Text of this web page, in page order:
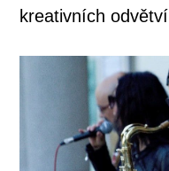
kreativních